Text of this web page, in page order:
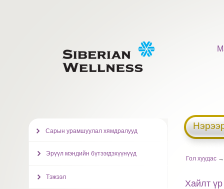
Гол хуудас
Хайлт
Сарын урамшуулал хямдралууд
Эрүүл мэндийн бүтээгдэхүүнүүд
Тэжээл